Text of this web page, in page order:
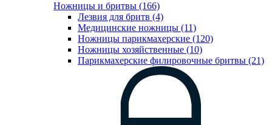
Ножницы и бритвы (166)
Лезвия для бритв (4)
Медицинские ножницы (11)
Ножницы парикмахерские (120)
Ножницы хозяйственные (10)
Парикмахерские филировочные бритвы (21)